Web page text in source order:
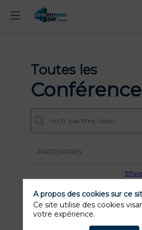
Toutes les
PARTENAIRES
A propos des cookies sur ce
Ce site utilise des cookies
votre expérience.